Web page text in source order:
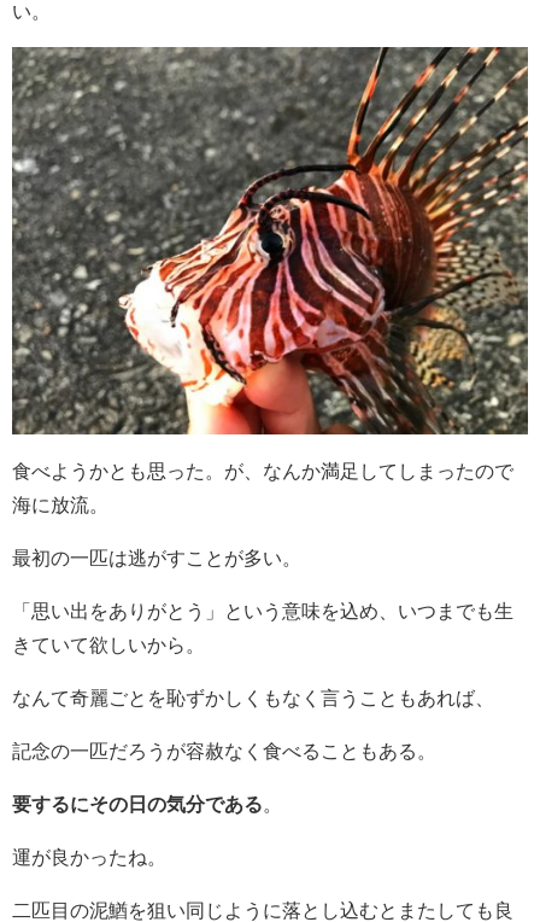
い。
食べようかとも思った。が、なんか満足してしまったので
海に放流。
最初の一匹は逃がすことが多い。
「思い出をありがとう」という意味を込め、いつまでも生
きていて欲しいから。
なんて奇麗ごとを恥ずかしくもなく言うこともあれば、
記念の一匹だろうが容赦なく食べることもある。
要するにその日の気分である。
運が良かったね。
二匹目の泥鰌を狙い同じように落とし込むとまたしても良